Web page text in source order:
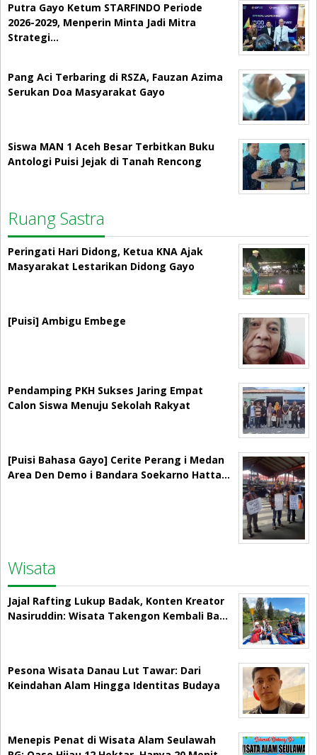
Putra Gayo Ketum STARFINDO Periode
2026-2029, Menperin Minta Jadi Mitra
Strategi…
Pang Aci Terbaring di RSZA, Fauzan Azima
Serukan Doa Masyarakat Gayo
Siswa MAN 1 Aceh Besar Terbitkan Buku
Antologi Puisi Jejak di Tanah Rencong
Ruang Sastra
Peringati Hari Didong, Ketua KNA Ajak
Masyarakat Lestarikan Didong Gayo
[Puisi] Ambigu Embege
Pendamping PKH Sukses Jaring Empat
Calon Siswa Menuju Sekolah Rakyat
[Puisi Bahasa Gayo] Cerite Perang i Medan
Area Den Demo i Bandara Soekarno Hatta…
Wisata
Jajal Rafting Lukup Badak, Konten Kreator
Nasiruddin: Wisata Takengon Kembali Ba…
Pesona Wisata Danau Lut Tawar: Dari
Keindahan Alam Hingga Identitas Budaya
Menepis Penat di Wisata Alam Seulawah